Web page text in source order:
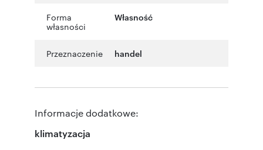
Forma
własności
Własność
Przeznaczenie handel
Informacje dodatkowe:
klimatyzacja